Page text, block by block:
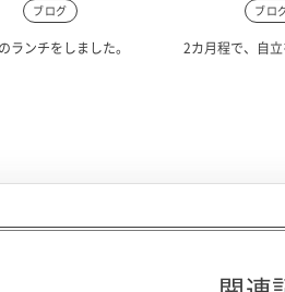
ブログ
ランチをしました。
ブロ
2カ月程で、自立